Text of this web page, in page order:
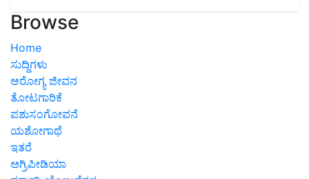
Browse
Home
ಸುದ್ದಿಗಳು
ಆರೋಗ್ಯ ಜೀವನ
ತೋಟಗಾರಿಕೆ
ಪಶುಸಂಗೋಪನೆ
ಯಶೋಗಾಥೆ
ಇತರೆ
ಅಗ್ರಿಪೀಡಿಯಾ